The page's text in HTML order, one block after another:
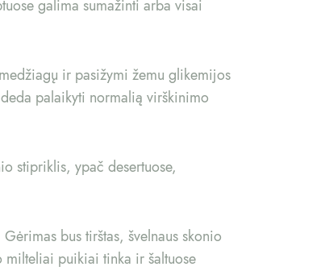
galima sumažinti arba visai
ir pasižymi žemu glikemijos
palaikyti normalią virškinimo
stipriklis, ypač desertuose,
bus tirštas, švelnaus skonio
puikiai tinka ir šaltuose